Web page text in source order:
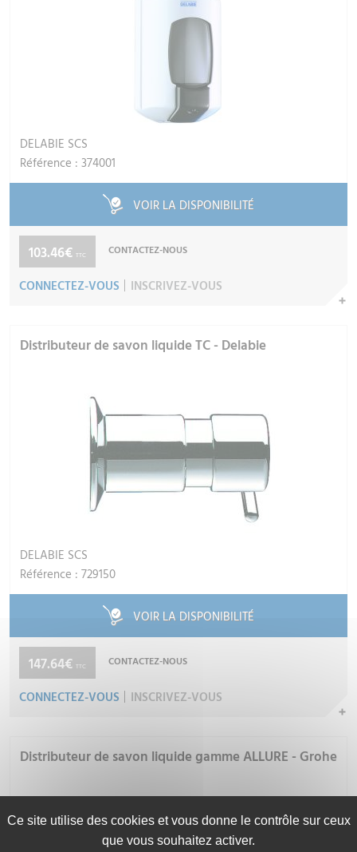
DELABIE SCS
Référence : 374001
VOIR LA DISPONIBILITÉ
103.46€ TTC CONTACTEZ-NOUS
CONNECTEZ-VOUS INSCRIVEZ-VOUS
Distributeur de savon liquide TC - Delabie
DELABIE SCS
Référence : 729150
VOIR LA DISPONIBILITÉ
147.64€ TTC CONTACTEZ-NOUS
CONNECTEZ-VOUS INSCRIVEZ-VOUS
Distributeur de savon liquide gamme ALLURE - Grohe
Ce site utilise des cookies et vous donne le contrôle sur ceux
que vous souhaitez activer.